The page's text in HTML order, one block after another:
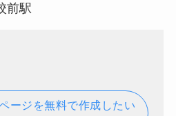
前駅
ージを無料で作成したい